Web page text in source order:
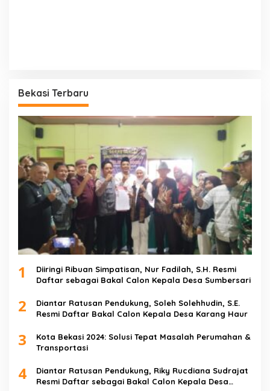
Bekasi Terbaru
1
Diiringi Ribuan Simpatisan, Nur Fadilah, S.H. Resmi
Daftar sebagai Bakal Calon Kepala Desa Sumbersari
2
Diantar Ratusan Pendukung, Soleh Solehhudin, S.E.
Resmi Daftar Bakal Calon Kepala Desa Karang Haur
3
Kota Bekasi 2024: Solusi Tepat Masalah Perumahan &
Transportasi
4
Diantar Ratusan Pendukung, Riky Rucdiana Sudrajat
Resmi Daftar sebagai Bakal Calon Kepala Desa